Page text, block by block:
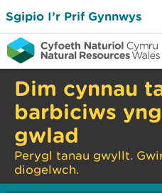
Sgipio I’r Prif Gynnwys
Dim cynnau
barbiciws
gwlad
Perygl tanau gwyllt.
diogelwch.